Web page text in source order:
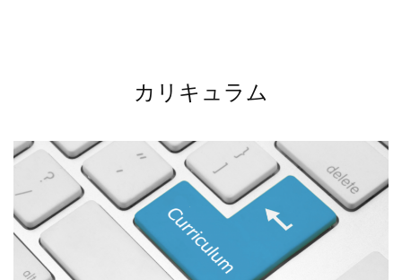
カリキュラム